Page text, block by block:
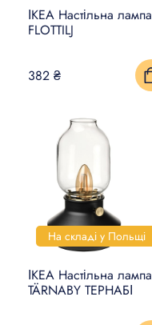
ІКЕА Настільна лампа
FLOTTILJ
382 ₴
На складі у Польщі
ІКЕА Настільна лампа
TÄRNABY ТЕРНАБІ